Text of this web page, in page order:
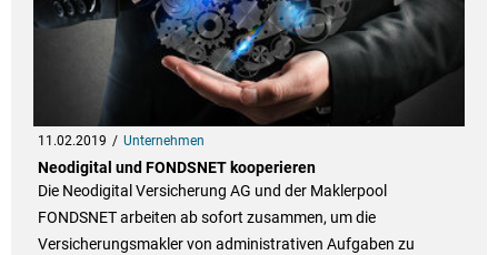
11.02.2019 Unternehmen
Neodigital und FONDSNET kooperieren
Die Neodigital Versicherung AG und der Maklerpool
FONDSNET arbeiten ab sofort zusammen, um die
Versicherungsmakler von administrativen Aufgaben zu